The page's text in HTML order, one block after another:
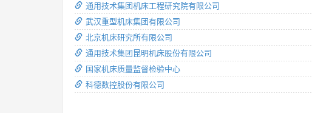
通用技术集团机床工程研究院有限公司
武汉重型机床集团有限公司
北京机床研究所有限公司
通用技术集团昆明机床股份有限公司
国家机床质量监督检验中心
科德数控股份有限公司